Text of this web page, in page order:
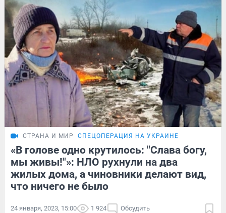
СТРАНА И МИР СПЕЦОПЕРАЦИЯ НА УКРАИНЕ
«В голове одно крутилось: "Слава богу,
мы живы!"»: НЛО рухнули на два
жилых дома, а чиновники делают вид,
что ничего не было
24 января, 2023, 15:00 1 924 Обсудить